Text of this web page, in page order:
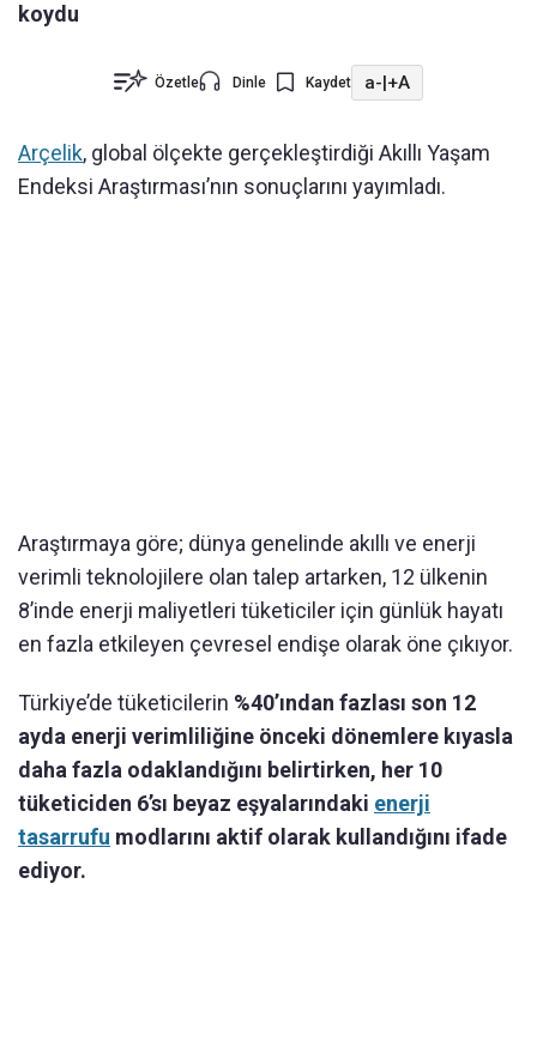
koydu
Özetle Dinle Kaydet a-|+A
Arçelik, global ölçekte gerçekleştirdiği Akıllı Yaşam
Endeksi Araştırması’nın sonuçlarını yayımladı.
Araştırmaya göre; dünya genelinde akıllı ve enerji
verimli teknolojilere olan talep artarken, 12 ülkenin
8’inde enerji maliyetleri tüketiciler için günlük hayatı
en fazla etkileyen çevresel endişe olarak öne çıkıyor.
Türkiye’de tüketicilerin %40’ından fazlası son 12
ayda enerji verimliliğine önceki dönemlere kıyasla
daha fazla odaklandığını belirtirken, her 10
tüketiciden 6’sı beyaz eşyalarındaki enerji
tasarrufu modlarını aktif olarak kullandığını ifade
ediyor.